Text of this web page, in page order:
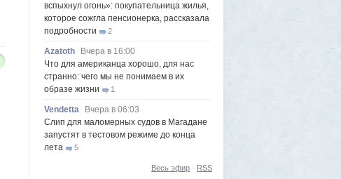
вспыхнул огонь»: покупательница жилья,
которое сожгла пенсионерка, рассказала
подробности
2
Azatoth
Вчера в 16:00
Что для американца хорошо, для нас
странно: чего мы не понимаем в их
образе жизни
1
Vendetta
Вчера в 06:03
Слип для маломерных судов в Магадане
запустят в тестовом режиме до конца
лета
5
5 августа 2026, 20:09Весь эфир · RSS